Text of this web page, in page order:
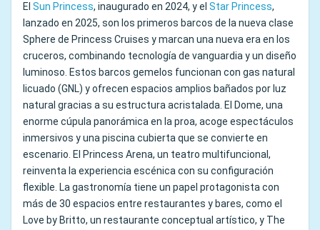
El Sun Princess, inaugurado en 2024, y el Star Princess,
lanzado en 2025, son los primeros barcos de la nueva clase
Sphere de Princess Cruises y marcan una nueva era en los
cruceros, combinando tecnología de vanguardia y un diseño
luminoso. Estos barcos gemelos funcionan con gas natural
licuado (GNL) y ofrecen espacios amplios bañados por luz
natural gracias a su estructura acristalada. El Dome, una
enorme cúpula panorámica en la proa, acoge espectáculos
inmersivos y una piscina cubierta que se convierte en
escenario. El Princess Arena, un teatro multifuncional,
reinventa la experiencia escénica con su configuración
flexible. La gastronomía tiene un papel protagonista con
más de 30 espacios entre restaurantes y bares, como el
Love by Britto, un restaurante conceptual artístico, y The